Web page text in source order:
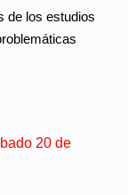
de los estudios
20 de